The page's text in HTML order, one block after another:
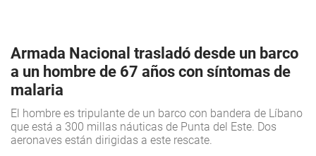
Armada Nacional trasladó desde un barco
a un hombre de 67 años con síntomas de
malaria
El hombre es tripulante de un barco con bandera de Líbano
que está a 300 millas náuticas de Punta del Este. Dos
aeronaves están dirigidas a este rescate.